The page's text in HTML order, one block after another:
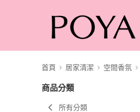
首頁 居家清潔 空間香氛
商品分類
所有分類